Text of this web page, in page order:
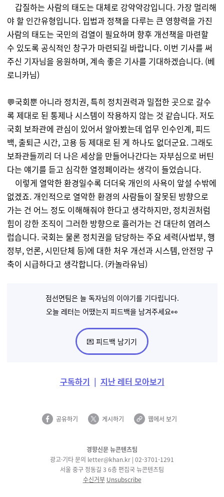
갑질하는 사람의 태도는 대체로 강약약강입니다. 가장 멀리해
야 할 인간유형입니다. 입법과 정책을 다루는 큰 영향력을 가진
사람의 태도는 국민의 검열이 필요하며 향후 개선책을 마련할
수 있도록 공식적인 창구가 마련되길 바랍니다. 이번 기사를 써
주신 기자님을 응원하며, 계속 좋은 기사를 기대하겠습니다. (베
로니카님)
💬국회뿐 아니라 정치권, 특히 정치권력과 밀접한 곳으로 갈수
록 제대로 된 통제나 시스템이 작용하지 않는 것 같습니다. 저도
국회 보좌관에 관심이 있어서 알아봤는데 업무 인수인계, 피드
백, 출퇴근 시간, 고용 등 제대로 된 게 하나도 없더군요. 그래도
보좌관들끼리 더 나은 세상을 만들어나간다는 자부심으로 버틴
다는 얘기를 듣고 심각한 열정페이라는 생각이 들었습니다.
이렇게 열악한 환경일수록 더더욱 개인의 사욕이 앞설 수밖에
없겠죠. 개인적으로 열악한 환경의 사람들이 잘못된 방향으로
가는 건 어느 정도 이해해줘야 한다고 생각하지만, 정치권처럼
힘이 강한 조직이 그러한 방향으로 흘러가는 건 대단히 염려스
럽습니다. 국회는 물론 정치권을 담당하는 주요 세력(사법부, 행
정부, 언론, 시민단체 등)에 대한 처우 개선과 시스템, 안전망 구
축이 시급하다고 생각합니다.(카놀라유님)
점선면팀은 늘 독자님의 이야기를 기다립니다.
오늘 레터는 어땠는지 피드백을 남겨주세요👀
💌 피드백 남기기
구독하기 | 지난 레터 모아보기
공유하기 게시하기 웹에서 보기
경향신문 뉴콘텐츠팀
광고·기타문의 letter@khan.kr | 02-3701-1291
서울 중구 정동길 3 6층 편집국 뉴콘텐츠팀
수신거부 Unsubscribe